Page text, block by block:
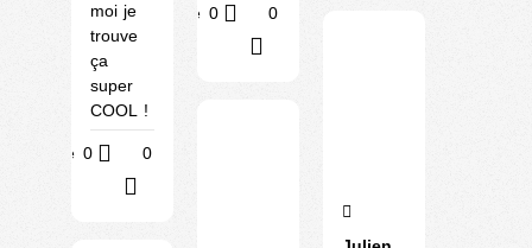
moi je
trouve
ça
super
COOL !
Utile 0 0
Utile 0 0